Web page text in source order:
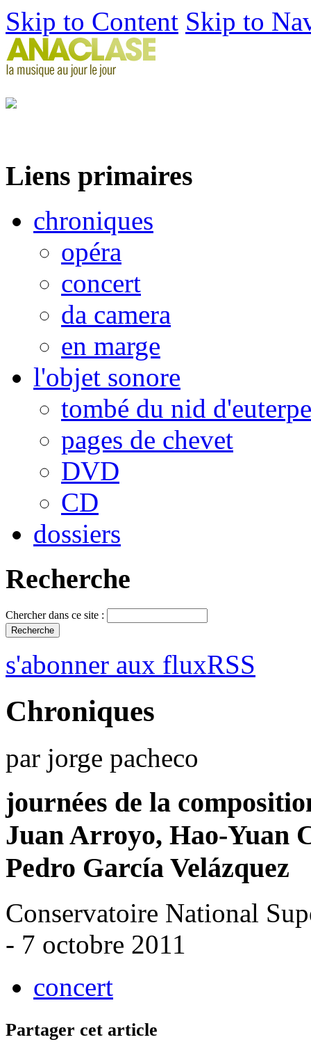
Skip to Content Skip to
Liens primaires
chroniques
opéra
concert
da camera
en marge
l'objet sonore
tombé du nid d'euterpe
pages de chevet
DVD
CD
dossiers
Recherche
Chercher dans ce site :
s'abonner aux fluxRSS
Chroniques
par jorge pacheco
journées de la
Juan Arroyo, Hao-Yuan
Pedro García Velázquez
Conservatoire National
- 7 octobre 2011
concert
Partager cet article